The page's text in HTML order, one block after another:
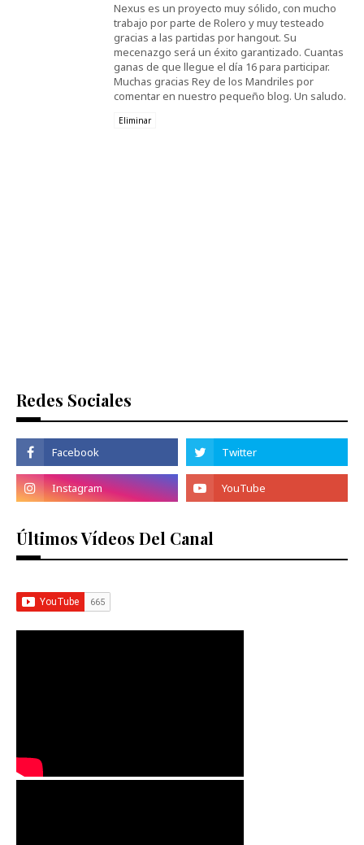
Nexus es un proyecto muy sólido, con mucho
trabajo por parte de Rolero y muy testeado
gracias a las partidas por hangout. Su
mecenazgo será un éxito garantizado. Cuantas
ganas de que llegue el día 16 para participar.
Muchas gracias Rey de los Mandriles por
comentar en nuestro pequeño blog. Un saludo.
Eliminar
Redes Sociales
Últimos Vídeos Del Canal